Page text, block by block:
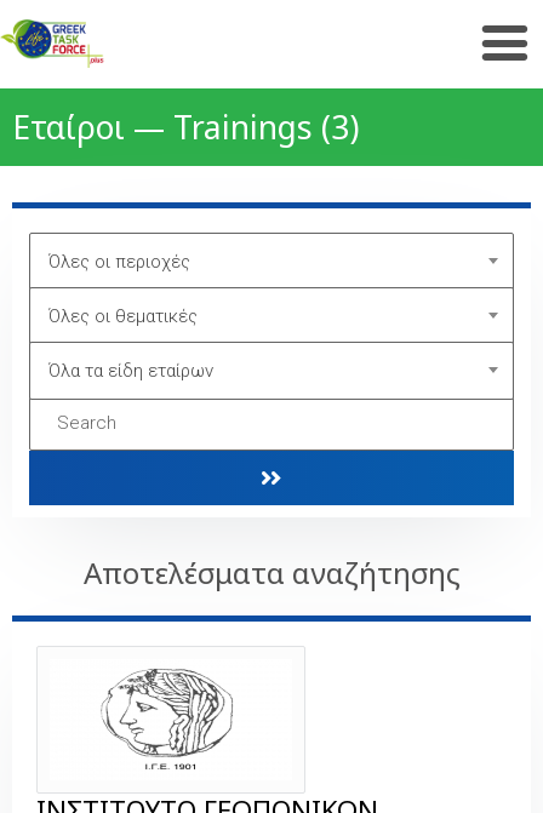
Εταίροι — Trainings (3)
Όλες οι περιοχές
Όλες οι θεματικές
Όλα τα είδη εταίρων

Αποτελέσματα αναζήτησης